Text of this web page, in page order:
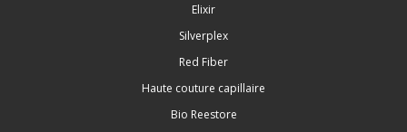
Elixir
Silverplex
Red Fiber
Haute couture capillaire
Bio Reestore